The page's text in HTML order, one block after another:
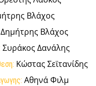
Βλάχος
Δημήτρης Βλάχος
Συράκος Δανάλης
Κώστας Σεϊτανίδης
Αθηνά Φιλμ